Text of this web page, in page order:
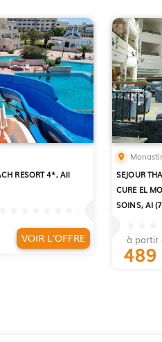
RESORT 4*, All
VOIR L'OFFRE
Monastir
SEJOUR
CURE EL
SOINS, AI
à partir
489